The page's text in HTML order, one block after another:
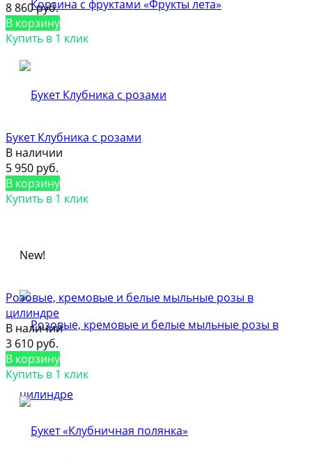
8 860 руб.
В корзину
Купить в 1 клик
Букет Клубника с розами
В наличии
5 950 руб.
В корзину
Купить в 1 клик
New!
Розовые, кремовые и белые мыльные розы в
цилиндре
В наличии
3 610 руб.
В корзину
Купить в 1 клик